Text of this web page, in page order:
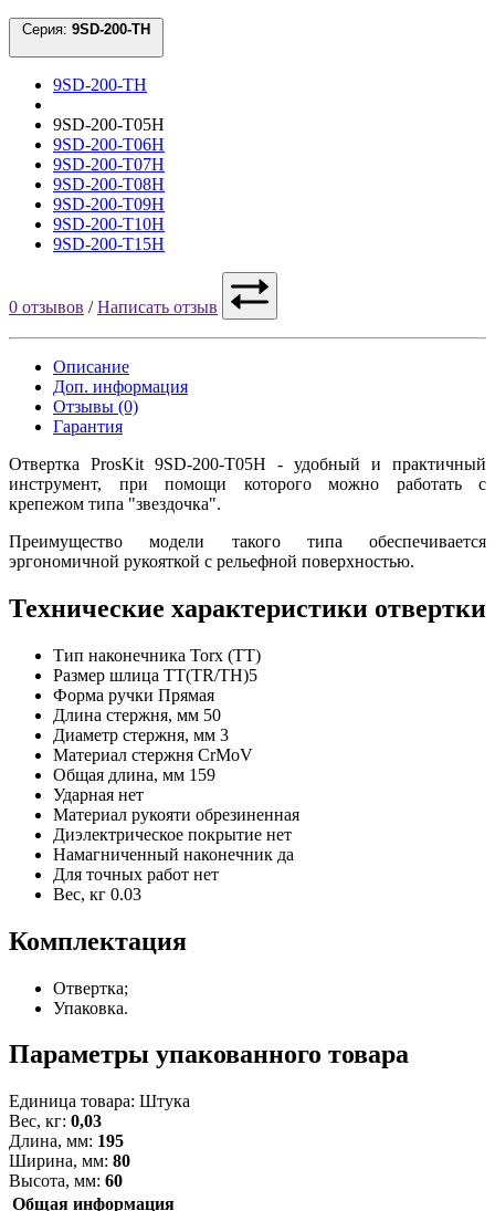
Серия:
9SD-200-TH
9SD-200-T05H
9SD-200-T06H
9SD-200-T07H
9SD-200-T08H
9SD-200-T09H
9SD-200-T10H
9SD-200-T15H
0 отзывов /Написать отзыв
Описание
Доп. информация
Отзывы (0)
Гарантия
Отвертка ProsKit 9SD-200-T05H - удобный и практичный
инструмент, при помощи которого можно работать с
крепежом типа "звездочка".
Преимущество модели такого типа обеспечивается
эргономичной рукояткой с рельефной поверхностью.
Технические характеристики отвертки
Тип наконечника Torx (TT)
Размер шлица ТТ(TR/TH)5
Форма ручки Прямая
Длина стержня, мм 50
Диаметр стержня, мм 3
Материал стержня CrMoV
Общая длина, мм 159
Ударная нет
Материал рукояти обрезиненная
Диэлектрическое покрытие нет
Намагниченный наконечник да
Для точных работ нет
Вес, кг 0.03
Комплектация
Отвертка;
Упаковка.
Параметры упакованного товара
Единица товара: Штука
Вес, кг: 0,03
Длина, мм: 195
Ширина, мм: 80
Высота, мм: 60
Общая информация